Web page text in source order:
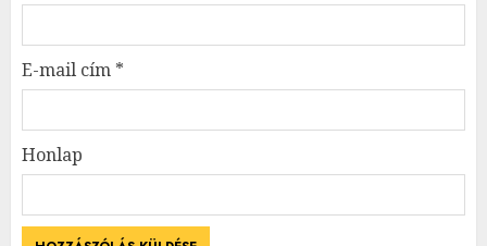
E-mail cím *
Honlap